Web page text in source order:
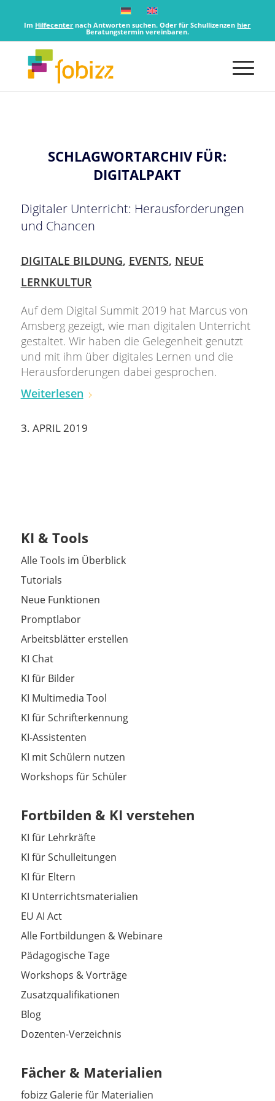
Im Hilfecenter nach Antworten suchen. Oder für Schullizenzenhier
Beratungstermin vereinbaren.
SCHLAGWORTARCHIV FÜR:
DIGITALPAKT
Digitaler Unterricht: Herausforderungen
und Chancen
DIGITALE BILDUNG, EVENTS, NEUE
LERNKULTUR
Auf dem Digital Summit 2019 hat Marcus von
Amsberg gezeigt, wie man digitalen Unterricht
gestaltet. Wir haben die Gelegenheit genutzt
und mit ihm über digitales Lernen und die
Herausforderungen dabei gesprochen.
Weiterlesen
3. APRIL 2019
KI & Tools
Alle Tools im Überblick
Tutorials
Neue Funktionen
Promptlabor
Arbeitsblätter erstellen
KI Chat
KI für Bilder
KI Multimedia Tool
KI für Schrifterkennung
KI-Assistenten
KI mit Schülern nutzen
Workshops für Schüler
Fortbilden & KI verstehen
KI für Lehrkräfte
KI für Schulleitungen
KI für Eltern
KI Unterrichtsmaterialien
EU AI Act
Alle Fortbildungen & Webinare
Pädagogische Tage
Workshops & Vorträge
Zusatzqualifikationen
Blog
Dozenten-Verzeichnis
Fächer & Materialien
fobizz Galerie für Materialien